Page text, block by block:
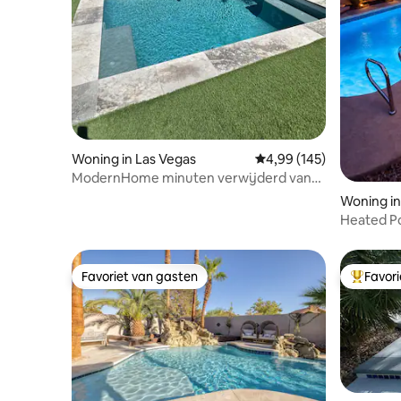
Woning in Las Vegas Gemiddelde
4,99 (145)
ModernHome minuten verwijderd van
Woning
Heated
Favoriet van gasten
Favoriet van gasten